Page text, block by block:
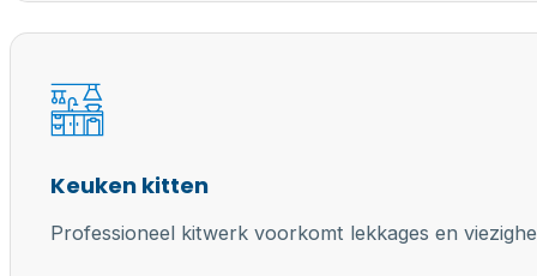
Keuken kitten
Professioneel kitwerk voorkomt lekkages en